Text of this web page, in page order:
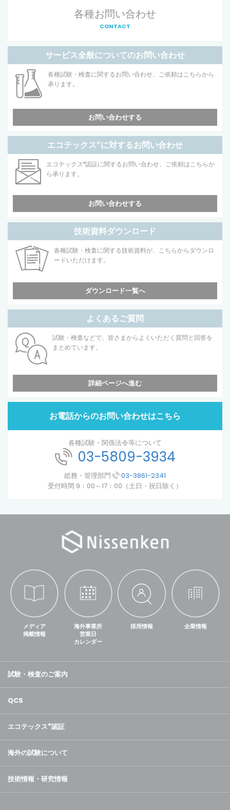
各種お問い合わせ
CONTACT
サービス全般についてのお問い合わせ
各種試験・検査に関するお問い合わせ、ご依頼はこちらから
承ります。
お問い合わせする
エコテックス®に対するお問い合わせ
エコテックス®認証に関するお問い合わせ、ご依頼はこちらか
ら承ります。
お問い合わせする
技術資料ダウンロード
各種試験・検査に関する技術資料が、こちらからダウンロ
ードいただけます。
ダウンロード一覧へ
よくあるご質問
試験・検査などで、皆さまからよくいただく質問と回答を
まとめています。
詳細ページへ進む
お電話からのお問い合わせはこちら
各種試験・関係法令等について
03-5809-3934
総務・管理部門
03-3861-2341
受付時間 9：00～17：00（土日・祝日除く）
メディア
掲載情報
海外事業所
営業日
カレンダー
採用情報 企業情報
試験・検査のご案内
QCS
エコテックス®認証
海外の試験について
技術情報・研究情報